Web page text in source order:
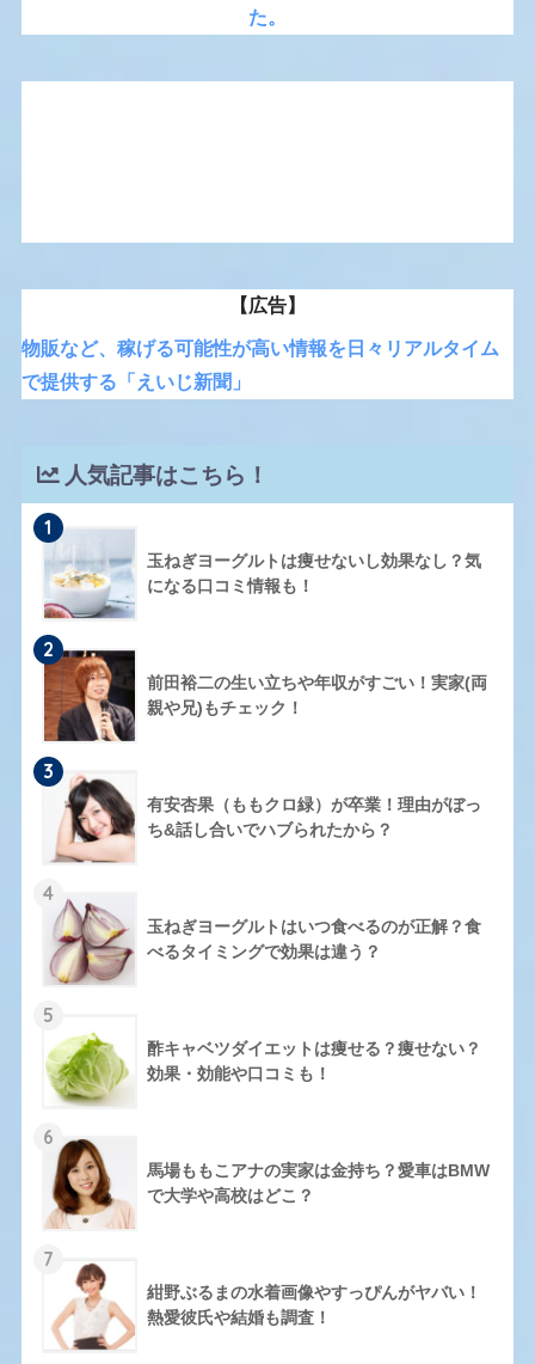
た。
【広告】
物販など、稼げる可能性が高い情報を日々リアルタイム
で提供する「えいじ新聞」
人気記事はこちら！
1
玉ねぎヨーグルトは痩せないし効果なし？気
になる口コミ情報も！
2
前田裕二の生い立ちや年収がすごい！実家(両
親や兄)もチェック！
3
有安杏果（ももクロ緑）が卒業！理由がぼっ
ち&話し合いでハブられたから？
4
玉ねぎヨーグルトはいつ食べるのが正解？食
べるタイミングで効果は違う？
5
酢キャベツダイエットは痩せる？痩せない？
効果・効能や口コミも！
6
馬場ももこアナの実家は金持ち？愛車はBMW
で大学や高校はどこ？
7
紺野ぶるまの水着画像やすっぴんがヤバい！
熱愛彼氏や結婚も調査！